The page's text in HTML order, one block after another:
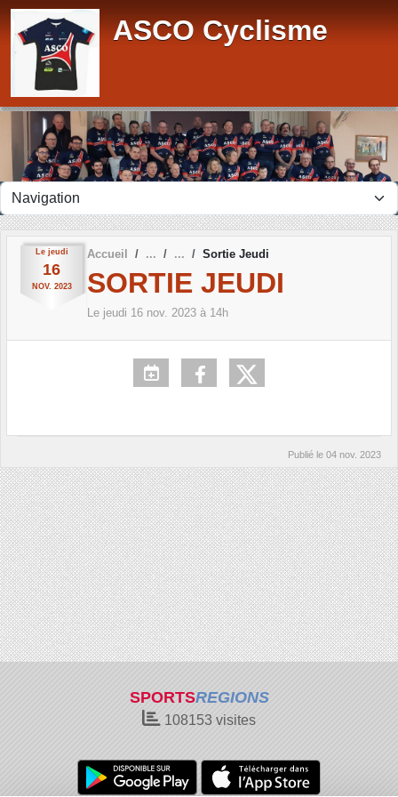
ASCO Cyclisme
Le jeudi
16
NOV. 2023
Accueil Sortie Jeudi
SORTIE JEUDI
Le jeudi 16 nov. 2023 à 14h
Publié le 04 nov. 2023
SPORTSREGIONS
108153 visites
Panneau de gestion des cookies